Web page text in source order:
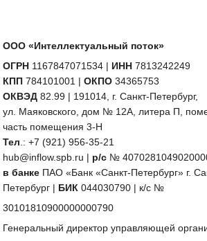
ООО «Интеллектуальный поток»
ОГРН 1167847071534 | ИНН 7813242249
КПП 784101001 | ОКПО 34365753
ОКВЭД 82.99 | 191014, г. Санкт-Петербург,
ул. Маяковского, дом № 12А, литера П,
часть помещения 3-Н
Тел .: +7 (921) 956-35-21
hub@inflow.spb.ru | р/с №
в банке ПАО «Банк «Санкт-Петербург» г.
Петербург | БИК 044030790 | к/с №
30101810900000000790
Генеральный директор управляющей